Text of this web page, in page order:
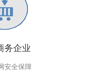
务企业
安全保障